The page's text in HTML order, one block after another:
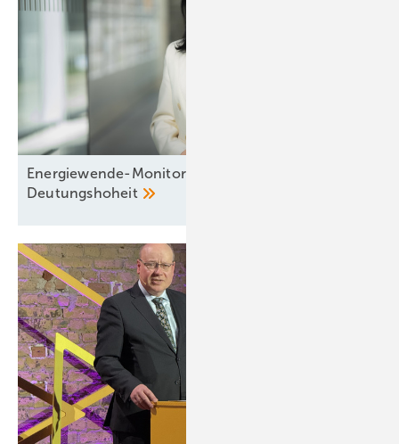
Energiewende-Monitoring: Der Kampf um die
Deutungshoheit